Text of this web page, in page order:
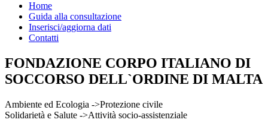
Home
Guida alla consultazione
Inserisci/aggiorna dati
Contatti
FONDAZIONE CORPO ITALIANO DI
SOCCORSO DELL`ORDINE DI MALTA
Ambiente ed Ecologia ->Protezione civile
Solidarietà e Salute ->Attività socio-assistenziale